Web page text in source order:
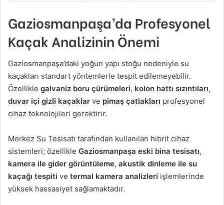
Gaziosmanpaşa’da Profesyonel
Kaçak Analizinin Önemi
Gaziosmanpaşa’daki yoğun yapı stoğu nedeniyle su
kaçakları standart yöntemlerle tespit edilemeyebilir.
Özellikle galvaniz boru çürümeleri, kolon hattı sızıntıları,
duvar içi gizli kaçaklar ve pimaş çatlakları profesyonel
cihaz teknolojileri gerektirir.
Merkez Su Tesisatı tarafından kullanılan hibrit cihaz
sistemleri; özellikle Gaziosmanpaşa eski bina tesisatı,
kamera ile gider görüntüleme, akustik dinleme ile su
kaçağı tespiti ve termal kamera analizleri işlemlerinde
yüksek hassasiyet sağlamaktadır.